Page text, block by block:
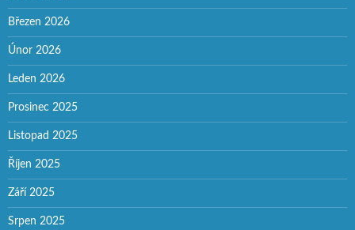
Březen 2026
Únor 2026
Leden 2026
Prosinec 2025
Listopad 2025
Říjen 2025
Září 2025
Srpen 2025